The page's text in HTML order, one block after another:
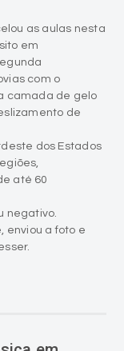
as aulas nesta
em
com o
camada de gelo
de
dos Estados
até 60
negativo.
enviou a foto e